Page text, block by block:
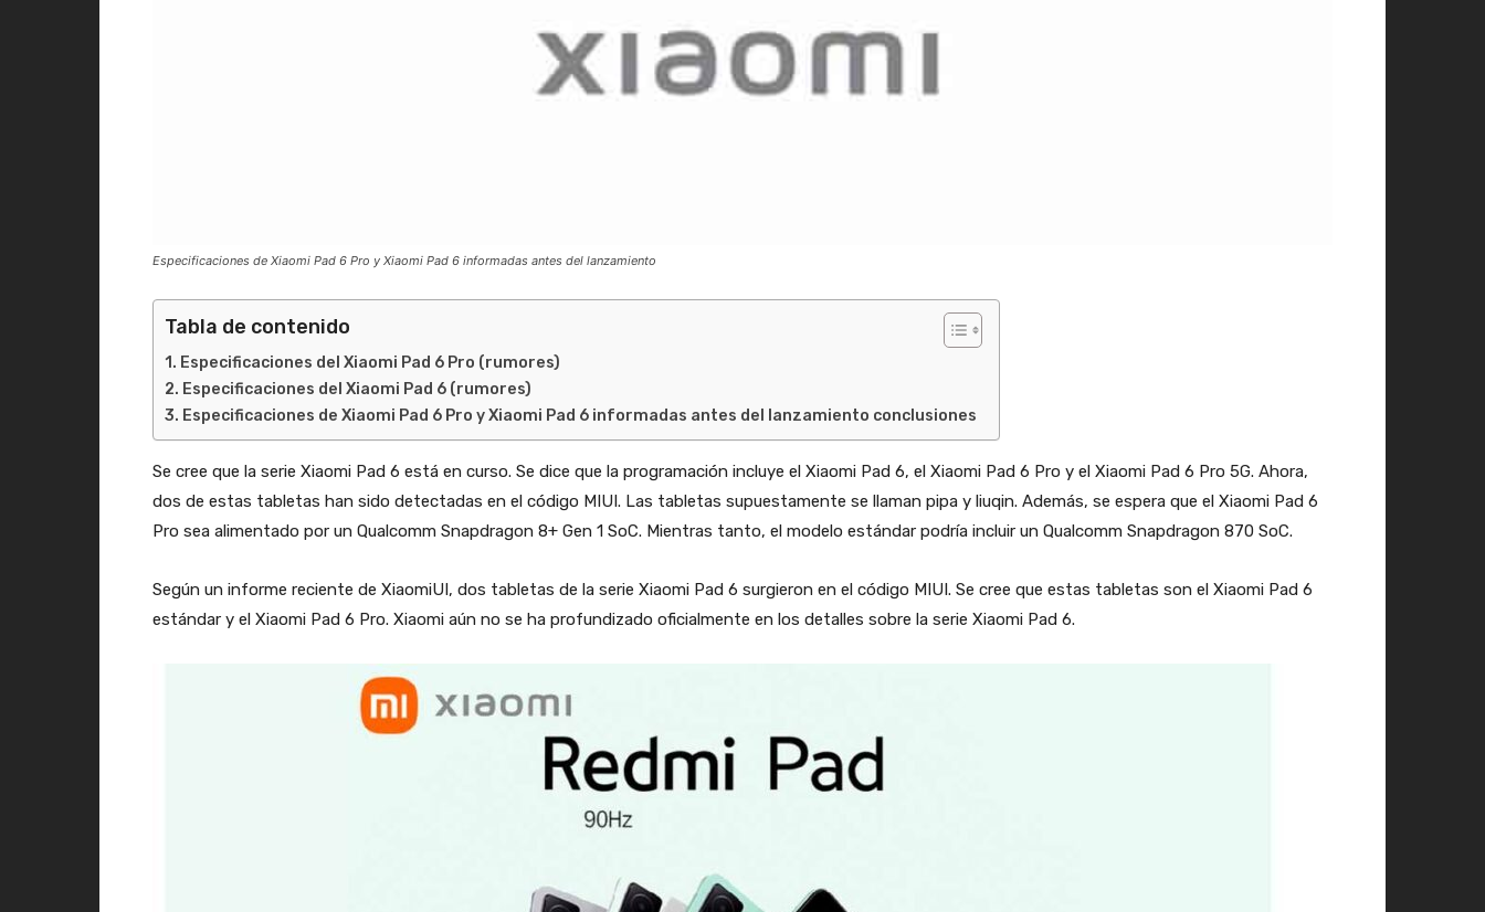
Especificaciones de Xiaomi Pad 6 Pro y Xiaomi Pad 6 informadas antes del lanzamiento
Tabla de contenido
Especificaciones del Xiaomi Pad 6 Pro (rumores)
Especificaciones del Xiaomi Pad 6 (rumores)
Especificaciones de Xiaomi Pad 6 Pro y Xiaomi Pad 6 informadas antes del lanzamiento conclusiones
Se cree que la serie Xiaomi Pad 6 está en curso. Se dice que la programación incluye el Xiaomi Pad 6, el Xiaomi Pad 6 Pro y el Xiaomi Pad 6 Pro 5G. Ahora,
dos de estas tabletas han sido detectadas en el código MIUI. Las tabletas supuestamente se llaman pipa y liuqin. Además, se espera que el Xiaomi Pad 6
Pro sea alimentado por un Qualcomm Snapdragon 8+ Gen 1 SoC. Mientras tanto, el modelo estándar podría incluir un Qualcomm Snapdragon 870 SoC.
Según un informe reciente de XiaomiUI, dos tabletas de la serie Xiaomi Pad 6 surgieron en el código MIUI. Se cree que estas tabletas son el Xiaomi Pad 6
estándar y el Xiaomi Pad 6 Pro. Xiaomi aún no se ha profundizado oficialmente en los detalles sobre la serie Xiaomi Pad 6.